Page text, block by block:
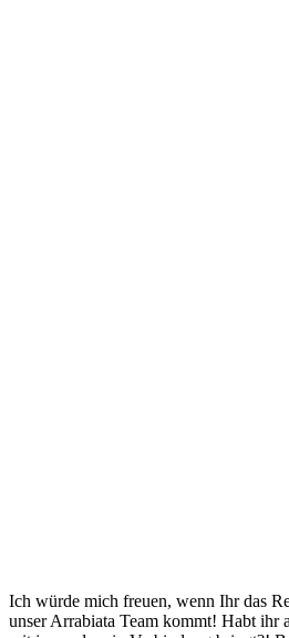
Ich würde mich freuen, wenn Ihr das
unser Arrabiata Team kommt! Habt ihr